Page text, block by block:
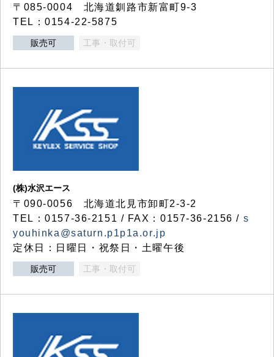
〒085-0004 北海道釧路市新富町9-3
TEL：0154-22-5875
販売可 工事・取付可
(株)水沢エース
〒090-0056 北海道北見市卸町2-3-2
TEL：0157-36-2151 / FAX：0157-36-2156 / s
youhinka@saturn.p1p1a.or.jp
定休日：日曜日・祝祭日・土曜午後
販売可 工事・取付可